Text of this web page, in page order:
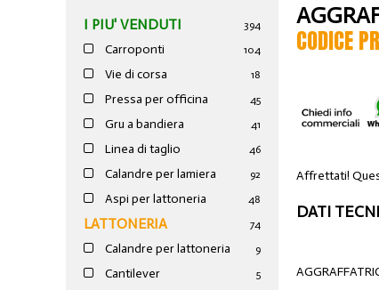
I PIU' VENDUTI 394
Carroponti 104
Vie di corsa 18
Pressa per officina 45
Gru a bandiera 41
Linea di taglio 46
Calandre per lamiera 92
Aspi per lattoneria 48
LATTONERIA 74
Calandre per lattoneria 9
Cantilever 5
CODICE
Affrettati!
DATI